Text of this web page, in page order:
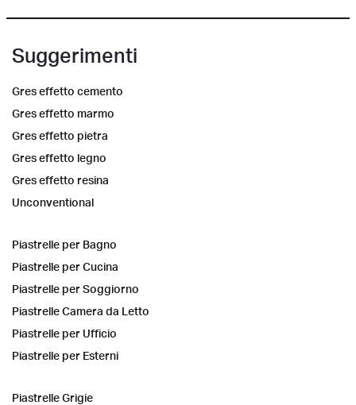
Suggerimenti
Gres effetto cemento
Gres effetto marmo
Gres effetto pietra
Gres effetto legno
Gres effetto resina
Unconventional
Piastrelle per Bagno
Piastrelle per Cucina
Piastrelle per Soggiorno
Piastrelle Camera da Letto
Piastrelle per Ufficio
Piastrelle per Esterni
Piastrelle Grigie